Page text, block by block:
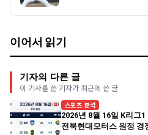
이어서 읽기
기자의 다른 글
이 기사를 쓴 기자가 최근에 쓴 글
스포츠 분석
2026년 8월 16일 K리그
전북현대모터스 원정 경